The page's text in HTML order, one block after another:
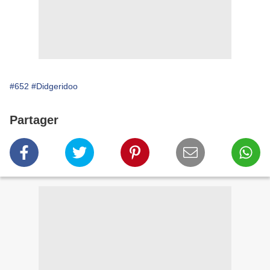
#652 #Didgeridoo
Partager